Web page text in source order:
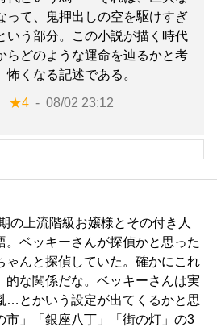
って、鬼押出しの空を駆けすぎ
いう部分。この小説が描く時代
らどのような運命を辿るかと考
怖くなる記述である。
★4 08/02 23:12
の上流階級お嬢様とその付き人
。ベッキーさんが探偵かと思った
ゃんと探偵していた。確かにこれ
的な関係だな。ベッキーさんは実
…とかいう設定が出てくるかと思
市」「銀座八丁」「街の灯」の3